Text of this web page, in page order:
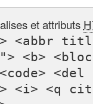
et attributs
<abbr
<b>
<del
<i> <q